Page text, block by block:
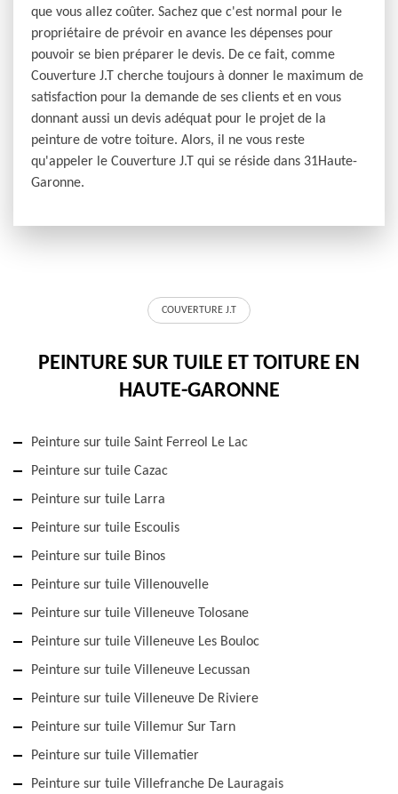
que vous allez coûter. Sachez que c'est normal pour le
propriétaire de prévoir en avance les dépenses pour
pouvoir se bien préparer le devis. De ce fait, comme
Couverture J.T cherche toujours à donner le maximum de
satisfaction pour la demande de ses clients et en vous
donnant aussi un devis adéquat pour le projet de la
peinture de votre toiture. Alors, il ne vous reste
qu'appeler le Couverture J.T qui se réside dans 31Haute-
Garonne.
COUVERTURE J.T
PEINTURE SUR TUILE ET TOITURE EN
HAUTE-GARONNE
Peinture sur tuile Saint Ferreol Le Lac
Peinture sur tuile Cazac
Peinture sur tuile Larra
Peinture sur tuile Escoulis
Peinture sur tuile Binos
Peinture sur tuile Villenouvelle
Peinture sur tuile Villeneuve Tolosane
Peinture sur tuile Villeneuve Les Bouloc
Peinture sur tuile Villeneuve Lecussan
Peinture sur tuile Villeneuve De Riviere
Peinture sur tuile Villemur Sur Tarn
Peinture sur tuile Villematier
Peinture sur tuile Villefranche De Lauragais